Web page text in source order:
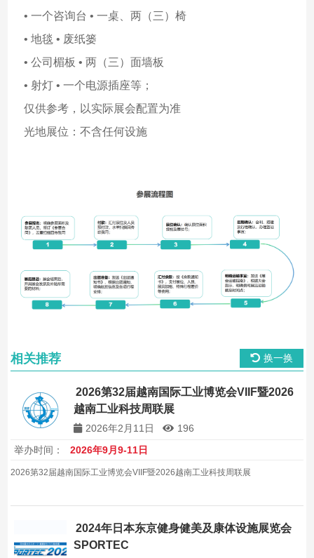
• 一个咨询台 • 一桌、两（三）椅
• 地毯 • 废纸篓
• 公司楣板 • 两（三）面墙板
• 射灯 • 一个电源插座等；
仅供参考，以实际展会配置为准
光地展位：不含任何设施
相关推荐 换一换
2026第32届越南国际工业博览会VIIF暨2026
越南工业科技周联展
2026年2月11日
196
举办时间：
2026年9月9-11日
2026第32届越南国际工业博览会VIIF暨2026越南工业科技周联展
2024年日本东京健身健美及康体设施展览会
SPORTEC